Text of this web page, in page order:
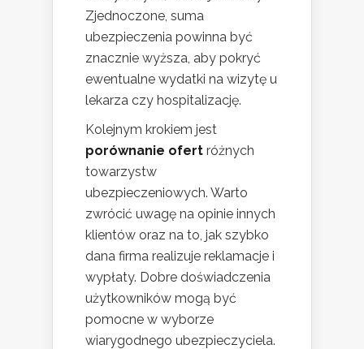
Zjednoczone, suma
ubezpieczenia powinna być
znacznie wyższa, aby pokryć
ewentualne wydatki na wizytę u
lekarza czy hospitalizację.
Kolejnym krokiem jest
porównanie ofert różnych
towarzystw
ubezpieczeniowych. Warto
zwrócić uwagę na opinie innych
klientów oraz na to, jak szybko
dana firma realizuje reklamacje i
wypłaty. Dobre doświadczenia
użytkowników mogą być
pomocne w wyborze
wiarygodnego ubezpieczyciela.